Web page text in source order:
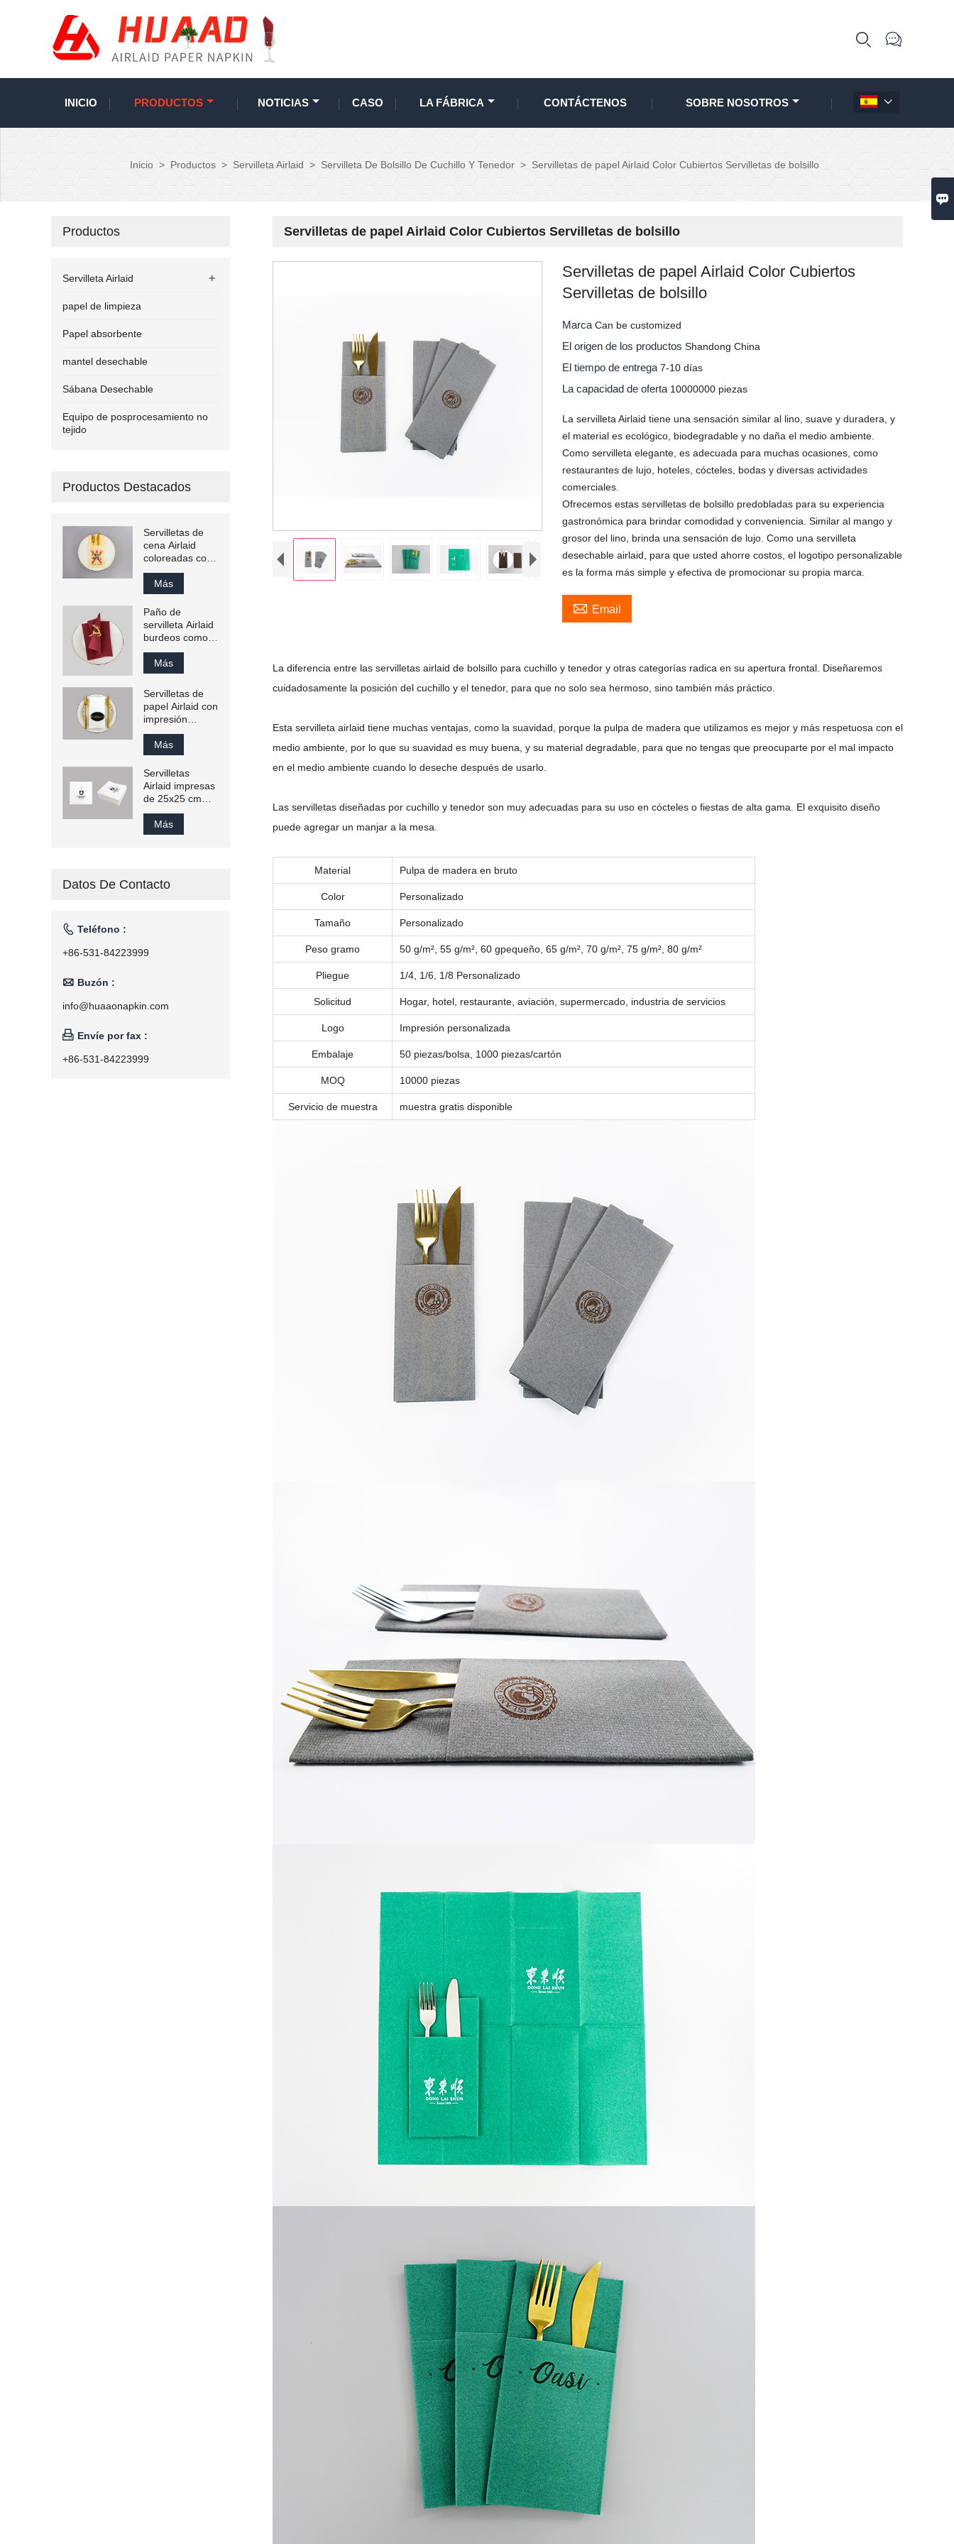

 
INICIO PRODUCTOS NOTICIAS CASO LA FÁBRICA CONTÁCTENOS SOBRE NOSOTROS 
Inicio > Productos > Servilleta Airlaid > Servilleta De Bolsillo De Cuchillo Y Tenedor > Servilletas de papel Airlaid Color Cubiertos Servilletas de bolsillo
Servilletas de papel Airlaid Color Cubiertos Servilletas de bolsillo
Servilletas de papel Airlaid Color Cubiertos
Servilletas de bolsillo
MarcaCan be customized
El origen de los productosShandong China
El tiempo de entrega7-10 días
La capacidad de oferta 10000000 piezas
La servilleta Airlaid tiene una sensación similar al lino, suave y duradera, y
el material es ecológico, biodegradable y no daña el medio ambiente.
Como servilleta elegante, es adecuada para muchas ocasiones, como
restaurantes de lujo, hoteles, cócteles, bodas y diversas actividades
comerciales.
Ofrecemos estas servilletas de bolsillo predobladas para su experiencia
gastronómica para brindar comodidad y conveniencia. Similar al mango y
grosor del lino, brinda una sensación de lujo. Como una servilleta
desechable airlaid, para que usted ahorre costos, el logotipo personalizable
es la forma más simple y efectiva de promocionar su propia marca.
 Email
La diferencia entre las servilletas airlaid de bolsillo para cuchillo y tenedor y otras categorías radica en su apertura frontal. Diseñaremos
cuidadosamente la posición del cuchillo y el tenedor, para que no solo sea hermoso, sino también más práctico.
Esta servilleta airlaid tiene muchas ventajas, como la suavidad, porque la pulpa de madera que utilizamos es mejor y más respetuosa con el
medio ambiente, por lo que su suavidad es muy buena, y su material degradable, para que no tengas que preocuparte por el mal impacto
en el medio ambiente cuando lo deseche después de usarlo.
Las servilletas diseñadas por cuchillo y tenedor son muy adecuadas para su uso en cócteles o fiestas de alta gama. El exquisito diseño
puede agregar un manjar a la mesa.
Material Pulpa de madera en bruto
Color Personalizado
Tamaño Personalizado
Peso gramo 50 g/m², 55 g/m², 60 gpequeño, 65 g/m², 70 g/m², 75 g/m², 80 g/m²
Pliegue 1/4, 1/6, 1/8 Personalizado
Solicitud Hogar, hotel, restaurante, aviación, supermercado, industria de servicios
Logo Impresión personalizada
Embalaje 50 piezas/bolsa, 1000 piezas/cartón
MOQ 10000 piezas
Servicio de muestra muestra gratis disponible
Productos
+
Servilleta Airlaid
papel de limpieza
Papel absorbente
mantel desechable
Sábana Desechable
Equipo de posprocesamiento no
tejido
Productos Destacados
Servilletas de
cena Airlaid
coloreadas con
logotipo impreso
de 43x43 cm
Más
Paño de
servilleta Airlaid
burdeos como
toalla de papel
para invitados
Más
Servilletas de
papel Airlaid con
impresión
plegada de
40x40 cm
Más
Servilletas
Airlaid impresas
de 25x25 cm
Toalla para
invitados
Más
Datos De Contacto
 Teléfono :
+86-531-84223999
 Buzón :
info@huaaonapkin.com
 Envíe por fax :
+86-531-84223999